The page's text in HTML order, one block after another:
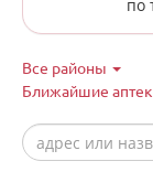
по
Все районы
Ближайшие